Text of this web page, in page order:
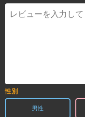
性別
男性